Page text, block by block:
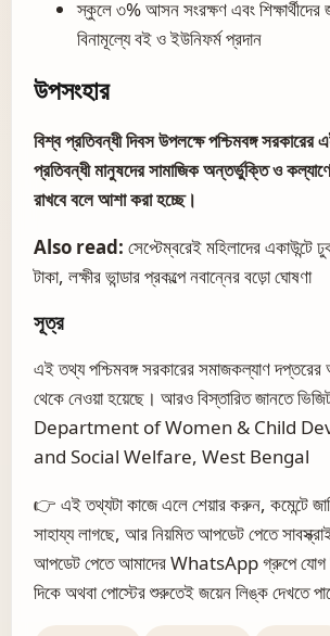
স্কুলে ৩% আসন সংরক্ষণ এবং
বিনামূল্যে বই ও ইউনিফর্ম প্রদান
উপসংহার
বিশ্ব প্রতিবন্ধী দিবস উপলক্ষে পশ্চিমবঙ্গ
প্রতিবন্ধী মানুষদের সামাজিক অন্তর্ভুক্তি ও
রাখবে বলে আশা করা হচ্ছে।
Also read: সেপ্টেম্বরেই মহিলাদের
টাকা, লক্ষীর ভান্ডার প্রকল্পে নবান্নের বড়ো ঘোষণা
সূত্র
এই তথ্য পশ্চিমবঙ্গ সরকারের সমাজকল্যাণ দপ্তরের
থেকে নেওয়া হয়েছে। আরও বিস্তারিত জানতে
Department of Women & Child
and Social Welfare, West Bengal
👉 এই তথ্যটা কাজে এলে শেয়ার করুন, কমেন্টে
সাহায্য লাগছে, আর নিয়মিত আপডেট পেতে
আপডেট পেতে আমাদের WhatsApp গ্রুপে যোগ
দিকে অথবা পোস্টের শুরুতেই জয়েন লিঙ্ক দেখতে